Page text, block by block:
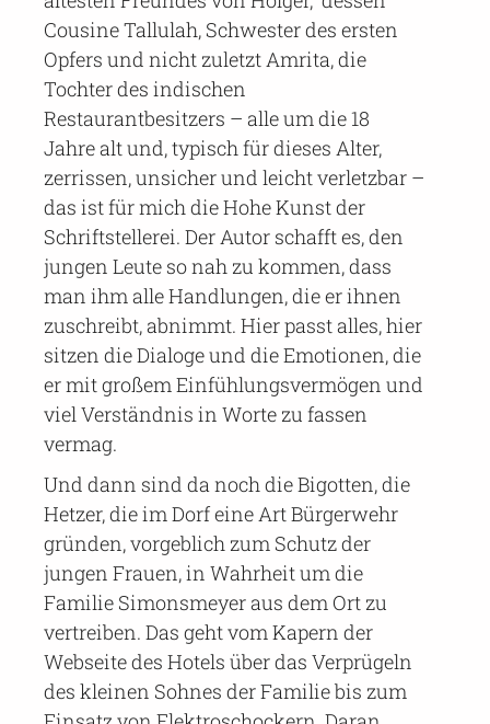
Cousine Tallulah, Schwester des ersten
Opfers und nicht zuletzt Amrita, die
Tochter des indischen
Restaurantbesitzers – alle um die 18
Jahre alt und, typisch für dieses Alter,
zerrissen, unsicher und leicht verletzbar –
das ist für mich die Hohe Kunst der
Schriftstellerei. Der Autor schafft es, den
jungen Leute so nah zu kommen, dass
man ihm alle Handlungen, die er ihnen
zuschreibt, abnimmt. Hier passt alles, hier
sitzen die Dialoge und die Emotionen, die
er mit großem Einfühlungsvermögen und
viel Verständnis in Worte zu fassen
vermag.
Und dann sind da noch die Bigotten, die
Hetzer, die im Dorf eine Art Bürgerwehr
gründen, vorgeblich zum Schutz der
jungen Frauen, in Wahrheit um die
Familie Simonsmeyer aus dem Ort zu
vertreiben. Das geht vom Kapern der
Webseite des Hotels über das Verprügeln
des kleinen Sohnes der Familie bis zum